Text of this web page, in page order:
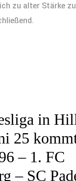
zu alter Stärke
in
25
– 1. FC
– SC